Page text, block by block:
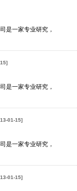
是一家专业研究，
是一家专业研究，
01-15]
是一家专业研究，
01-15]